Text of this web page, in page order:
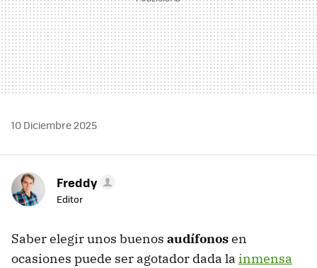
10 Diciembre 2025
Freddy
Editor
Saber elegir unos buenos audífonosen
ocasiones puede ser agotador dada la inmensa